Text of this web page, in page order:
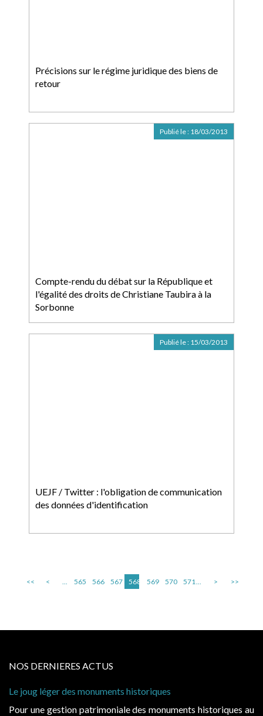
Précisions sur le régime juridique des biens de
retour
Compte-rendu du débat sur la République et
l'égalité des droits de Christiane Taubira à la
Sorbonne
Publié le : 18/03/2013
UEJF / Twitter : l'obligation de communication
des données d'identification
Publié le : 15/03/2013
<< < ... 565 566 567 568 569 570 571... > >>
NOS DERNIERES ACTUS
Le joug léger des monuments historiques
Pour une gestion patrimoniale des monuments historiques au